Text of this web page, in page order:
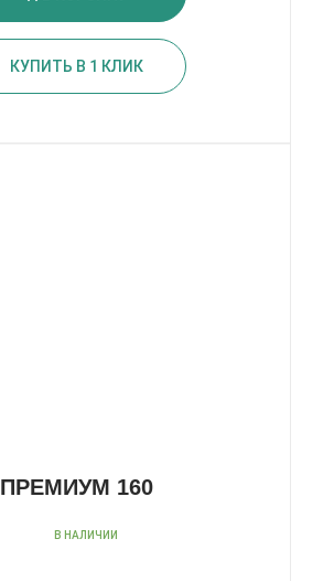
КУПИТЬ В 1 КЛИК
ПРЕМИУМ 160
В НАЛИЧИИ